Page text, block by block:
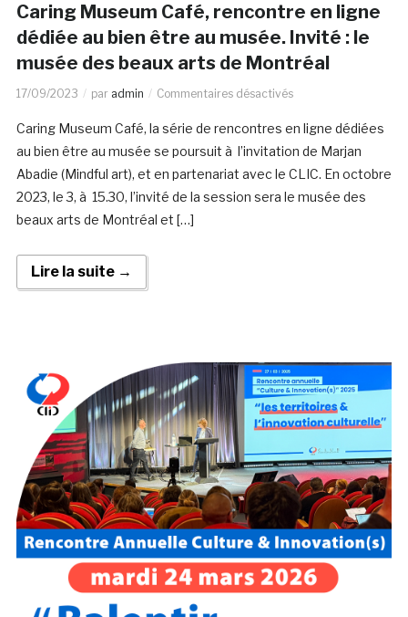
Caring Museum Café, rencontre en ligne
dédiée au bien être au musée. Invité : le
musée des beaux arts de Montréal
17/09/2023 par admin Commentaires désactivés
Caring Museum Café, la série de rencontres en ligne dédiées
au bien être au musée se poursuit à l’invitation de Marjan
Abadie (Mindful art), et en partenariat avec le CLIC. En octobre
2023, le 3, à 15.30, l’invité de la session sera le musée des
beaux arts de Montréal et […]
Lire la suite →